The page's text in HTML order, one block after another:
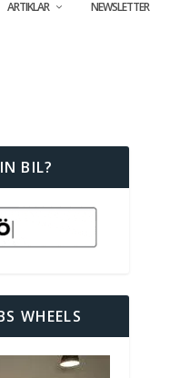
ARTIKLAR NEWSLETTER
BIL?
WHEELS